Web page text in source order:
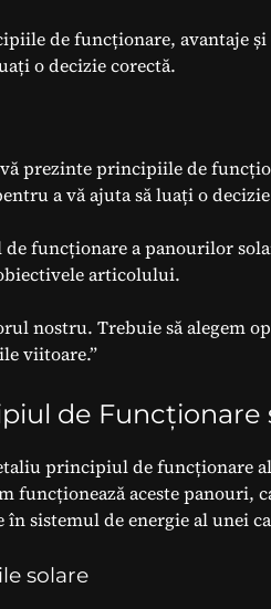
de funcționare, avantaje
o decizie corectă.
prezinte principiile de
a vă ajuta să luați o
funcționare a panourilor
articolului.
nostru. Trebuie să alegem
viitoare.”
de Funcționare
principiul de funcționare
funcționează aceste panouri,
sistemul de energie al unei
solare